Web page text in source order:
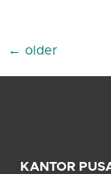
← older
KANTOR